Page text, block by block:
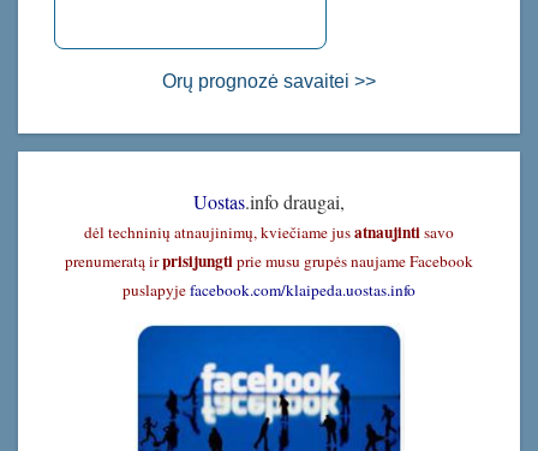
Orų prognozė savaitei >>
Uostas.info draugai,
dėl techninių atnaujinimų, kviečiame jusatnaujintisavo
prenumeratą irprisijungtiprie musu grupės naujame Facebook
puslapyjefacebook.com/klaipeda.uostas.info